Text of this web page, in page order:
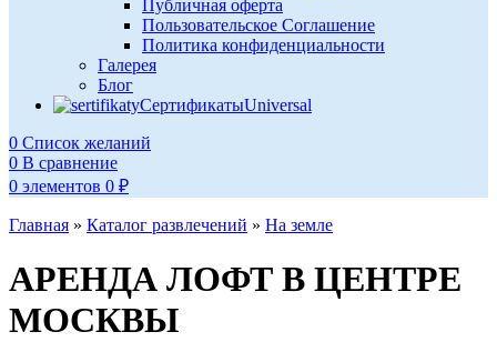
Публичная оферта
Пользовательское Соглашение
Политика конфиденциальности
Галерея
Блог
СертификатыUniversal
0 Список желаний
0 В сравнение
0 элементов 0 ₽
Главная » Каталог развлечений » На земле
АРЕНДА ЛОФТ В ЦЕНТРЕ
МОСКВЫ